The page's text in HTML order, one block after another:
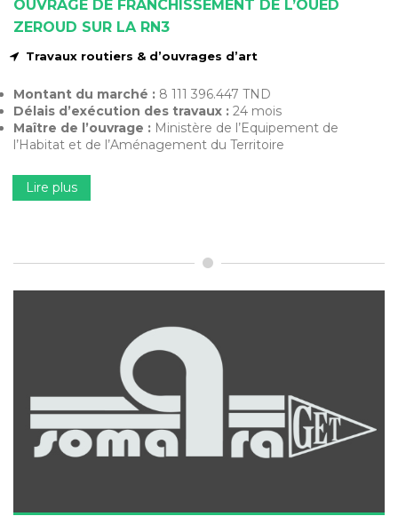
OUVRAGE DE FRANCHISSEMENT DE L’OUED
ZEROUD SUR LA RN3
Travaux routiers & d’ouvrages d’art
Montant du marché : 8 111 396.447 TND
Délais d’exécution des travaux : 24 mois
Maître de l’ouvrage : Ministère de l’Equipement de
l’Habitat et de l’Aménagement du Territoire
Lire plus